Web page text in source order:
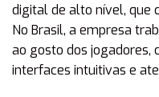
digital de alto nível, que
No Brasil, a empresa
ao gosto dos jogadores,
interfaces intuitivas e